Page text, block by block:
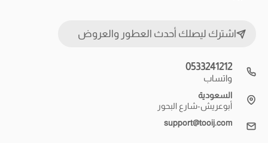
اشترك ليصلك أحدث العطور والعروض
0533241212
واتساب
السعودية
أبوعريش-شارع البحور
support@tooij.com